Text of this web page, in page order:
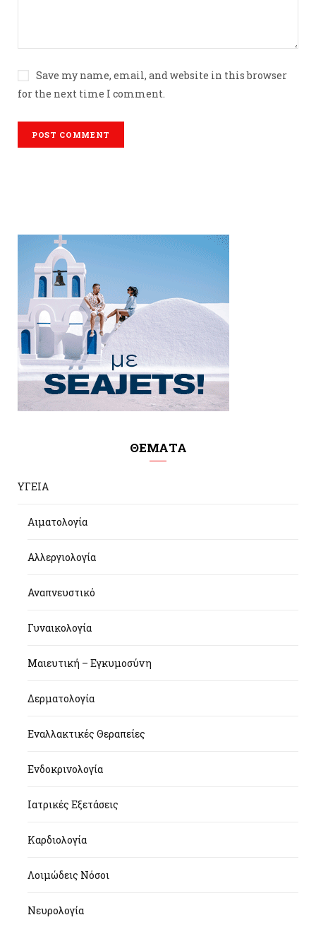
Save my name, email, and website in this browser
for the next time I comment.
ΘΕΜΑΤΑ
ΥΓΕΙΑ
Αιματολογία
Αλλεργιολογία
Αναπνευστικό
Γυναικολογία
Μαιευτική – Εγκυμοσύνη
Δερματολογία
Εναλλακτικές Θεραπείες
Ενδοκρινολογία
Ιατρικές Εξετάσεις
Καρδιολογία
Λοιμώδεις Νόσοι
Νευρολογία